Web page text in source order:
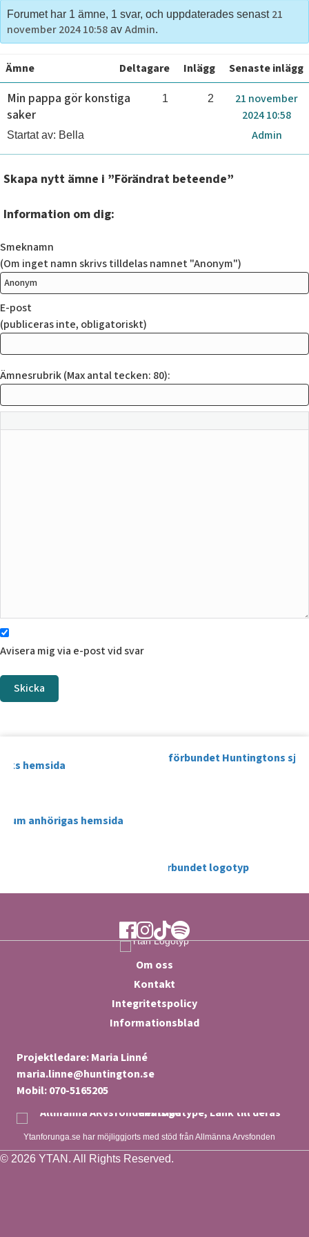
Forumet har 1 ämne, 1 svar, och uppdaterades senast 21
november 2024 10:58 avAdmin.
Ämne Deltagare Inlägg Senaste inlägg
Min pappa gör konstiga
saker
Startat av: Bella
1 2
21 november
2024 10:58
Admin
Skapa nytt ämne i ”Förändrat beteende”
Information om dig:
Smeknamn
(Om inget namn skrivs tilldelas namnet "Anonym")
E-post
(publiceras inte, obligatoriskt)
Ämnesrubrik (Max antal tecken: 80):
Avisera mig via e-post vid svar
Skicka
Ytan Facebook
Ytan Instagram
Ytan TikTok
Ytan Spotify
Om oss
Kontakt
Integritetspolicy
Informationsblad
Projektledare: Maria Linné
maria.linne@huntington.se
Mobil: 070-5165205
Ytanforunga.se har möjliggjorts med stöd från Allmänna Arvsfonden
© 2026 YTAN. All Rights Reserved.